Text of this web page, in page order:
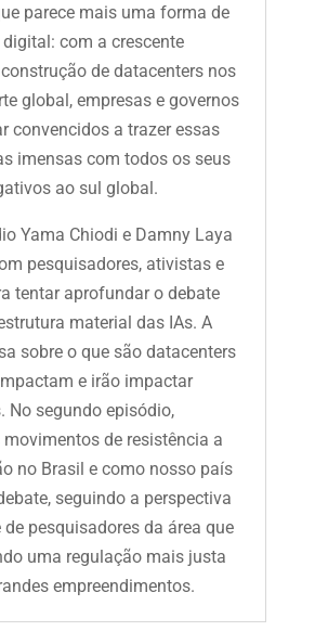
parece mais uma forma de
com a crescente
de datacenters nos
global, empresas e governos
convencidos a trazer essas
imensas com todos os seus
ao sul global.
Yama Chiodi e Damny Laya
pesquisadores, ativistas e
tentar aprofundar o debate
material das IAs. A
sobre o que são datacenters
e irão impactar
No segundo episódio,
movimentos de resistência a
no Brasil e como nosso país
seguindo a perspectiva
pesquisadores da área que
uma regulação mais justa
empreendimentos.